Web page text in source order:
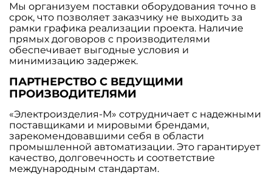
Мы организуем поставки оборудования точно в
срок, что позволяет заказчику не выходить за
рамки графика реализации проекта. Наличие
прямых договоров с производителями
обеспечивает выгодные условия и
минимизацию задержек.
ПАРТНЕРСТВО С ВЕДУЩИМИ
ПРОИЗВОДИТЕЛЯМИ
«Электроизделия-М» сотрудничает с надежными
поставщиками и мировыми брендами,
зарекомендовавшими себя в области
промышленной автоматизации. Это гарантирует
качество, долговечность и соответствие
международным стандартам.